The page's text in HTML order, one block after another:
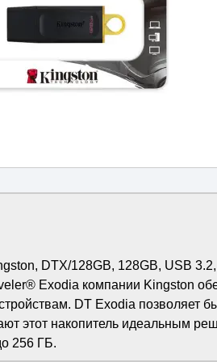
DTX/128GB, 128GB, USB
Exodia компании Kingston
DT Exodia позволяет
этот накопитель идеальным
256 ГБ.